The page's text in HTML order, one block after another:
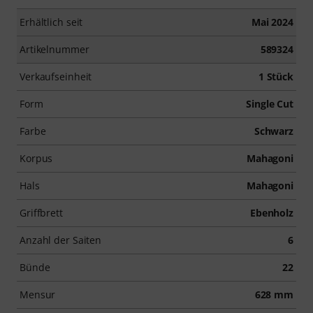
Erhältlich seit Mai 2024
Artikelnummer 589324
Verkaufseinheit 1 Stück
Form Single Cut
Farbe Schwarz
Korpus Mahagoni
Hals Mahagoni
Griffbrett Ebenholz
Anzahl der Saiten 6
Bünde 22
Mensur 628 mm